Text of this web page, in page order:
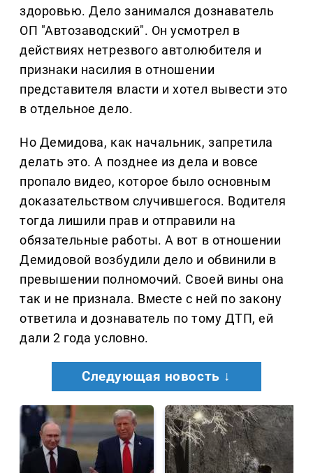
здоровью. Дело занимался дознаватель
ОП "Автозаводский". Он усмотрел в
действиях нетрезвого автолюбителя и
признаки насилия в отношении
представителя власти и хотел вывести это
в отдельное дело.
Но Демидова, как начальник, запретила
делать это. А позднее из дела и вовсе
пропало видео, которое было основным
доказательством случившегося. Водителя
тогда лишили прав и отправили на
обязательные работы. А вот в отношении
Демидовой возбудили дело и обвинили в
превышении полномочий. Своей вины она
так и не признала. Вместе с ней по закону
ответила и дознаватель по тому ДТП, ей
дали 2 года условно.
Следующая новость ↓